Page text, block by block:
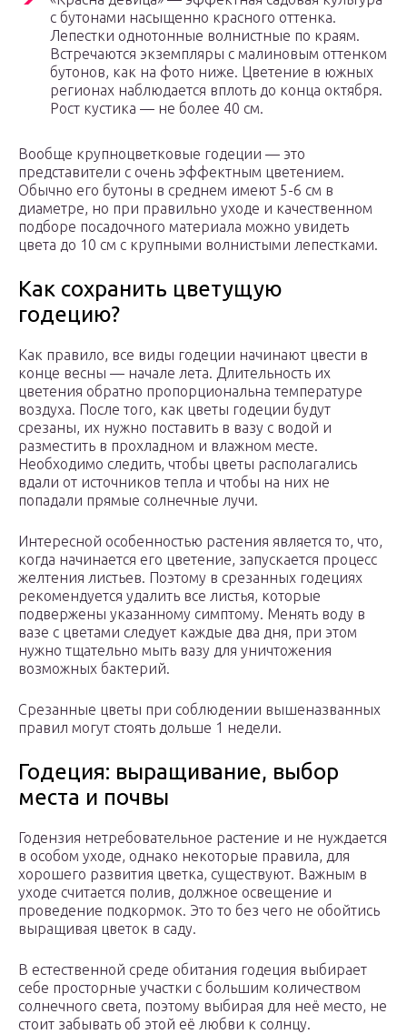
с бутонами насыщенно красного оттенка.
Лепестки однотонные волнистные по краям.
Встречаются экземпляры с малиновым оттенком
бутонов, как на фото ниже. Цветение в южных
регионах наблюдается вплоть до конца октября.
Рост кустика — не более 40 см.
Вообще крупноцветковые годеции — это
представители с очень эффектным цветением.
Обычно его бутоны в среднем имеют 5-6 см в
диаметре, но при правильно уходе и качественном
подборе посадочного материала можно увидеть
цвета до 10 см с крупными волнистыми лепестками.
Как сохранить цветущую
годецию?
Как правило, все виды годеции начинают цвести в
конце весны — начале лета. Длительность их
цветения обратно пропорциональна температуре
воздуха. После того, как цветы годеции будут
срезаны, их нужно поставить в вазу с водой и
разместить в прохладном и влажном месте.
Необходимо следить, чтобы цветы располагались
вдали от источников тепла и чтобы на них не
попадали прямые солнечные лучи.
Интересной особенностью растения является то, что,
когда начинается его цветение, запускается процесс
желтения листьев. Поэтому в срезанных годециях
рекомендуется удалить все листья, которые
подвержены указанному симптому. Менять воду в
вазе с цветами следует каждые два дня, при этом
нужно тщательно мыть вазу для уничтожения
возможных бактерий.
Срезанные цветы при соблюдении вышеназванных
правил могут стоять дольше 1 недели.
Годеция: выращивание, выбор
места и почвы
Годензия нетребовательное растение и не нуждается
в особом уходе, однако некоторые правила, для
хорошего развития цветка, существуют. Важным в
уходе считается полив, должное освещение и
проведение подкормок. Это то без чего не обойтись
выращивая цветок в саду.
В естественной среде обитания годеция выбирает
себе просторные участки с большим количеством
солнечного света, поэтому выбирая для неё место, не
стоит забывать об этой её любви к солнцу.